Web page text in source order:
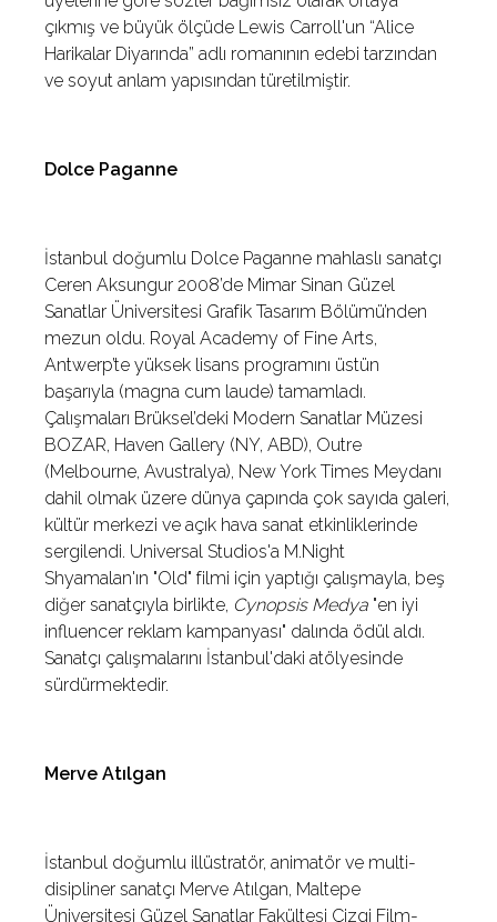
çıkmış ve büyük ölçüde Lewis Carroll'un “Alice
Harikalar Diyarında” adlı romanının edebi tarzından
ve soyut anlam yapısından türetilmiştir.
Dolce Paganne
İstanbul doğumlu Dolce Paganne mahlaslı sanatçı
Ceren Aksungur 2008’de Mimar Sinan Güzel
Sanatlar Üniversitesi Grafik Tasarım Bölümü’nden
mezun oldu. Royal Academy of Fine Arts,
Antwerp’te yüksek lisans programını üstün
başarıyla (magna cum laude) tamamladı.
Çalışmaları Brüksel’deki Modern Sanatlar Müzesi
BOZAR, Haven Gallery (NY, ABD), Outre
(Melbourne, Avustralya), New York Times Meydanı
dahil olmak üzere dünya çapında çok sayıda galeri,
kültür merkezi ve açık hava sanat etkinliklerinde
sergilendi. Universal Studios'a M.Night
Shyamalan'ın "Old" filmi için yaptığı çalışmayla, beş
diğer sanatçıyla birlikte, Cynopsis Medya "en iyi
influencer reklam kampanyası" dalında ödül aldı.
Sanatçı çalışmalarını İstanbul'daki atölyesinde
sürdürmektedir.
Merve Atılgan
İstanbul doğumlu illüstratör, animatör ve multi-
disipliner sanatçı Merve Atılgan, Maltepe
Üniversitesi Güzel Sanatlar Fakültesi Çizgi Film-